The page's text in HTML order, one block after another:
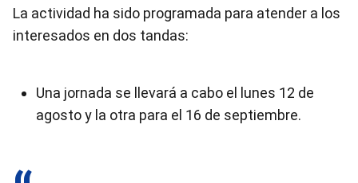
La actividad ha sido programada para atender a los
interesados en dos tandas:
Una jornada se llevará a cabo el lunes 12 de
agosto y la otra para el 16 de septiembre.